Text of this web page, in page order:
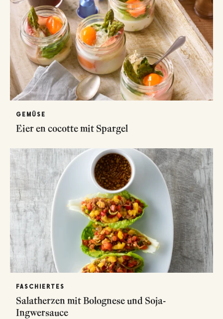
GEMÜSE
Eier en cocotte mit Spargel
FASCHIERTES
Salatherzen mit Bolognese und Soja-
Ingwersauce